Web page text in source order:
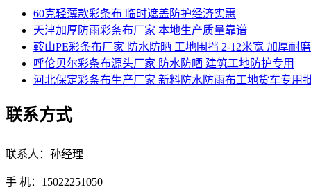
60克轻薄款彩条布 临时遮盖防护经济实惠
天津加厚防雨彩条布厂家 本地生产质量靠谱
鞍山PE彩条布厂家 防水防晒 工地围挡 2-12米宽 加厚耐磨
呼伦贝尔彩条布源头厂家 防水防晒 建筑工地防护专用
河北保定彩条布生产厂家 新料防水防雨布工地货车专用
联系方式
联系人：孙经理
手 机：15022251050